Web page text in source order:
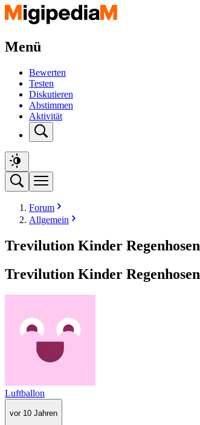
Menü
Bewerten
Testen
Diskutieren
Abstimmen
Aktivität
Forum
Allgemein
Trevilution Kinder Regenhosen
Trevilution Kinder Regenhosen
Luftballon
vor 10 Jahren